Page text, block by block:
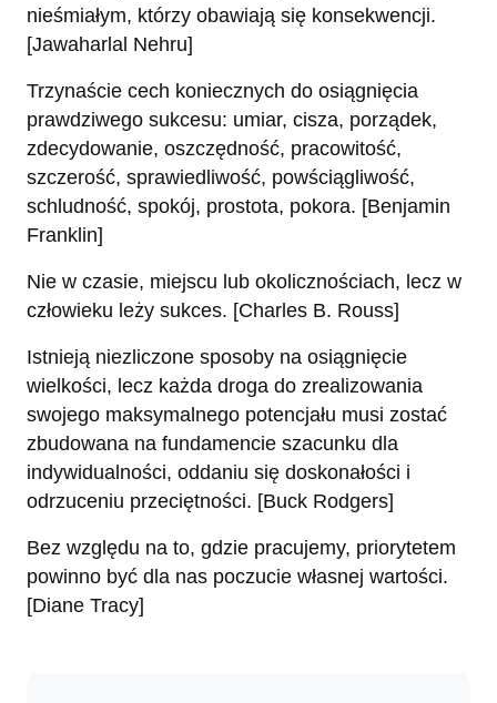
nieśmiałym, którzy obawiają się konsekwencji.
[Jawaharlal Nehru]
Trzynaście cech koniecznych do osiągnięcia
prawdziwego sukcesu: umiar, cisza, porządek,
zdecydowanie, oszczędność, pracowitość,
szczerość, sprawiedliwość, powściągliwość,
schludność, spokój, prostota, pokora. [Benjamin
Franklin]
Nie w czasie, miejscu lub okolicznościach, lecz w
człowieku leży sukces. [Charles B. Rouss]
Istnieją niezliczone sposoby na osiągnięcie
wielkości, lecz każda droga do zrealizowania
swojego maksymalnego potencjału musi zostać
zbudowana na fundamencie szacunku dla
indywidualności, oddaniu się doskonałości i
odrzuceniu przeciętności. [Buck Rodgers]
Bez względu na to, gdzie pracujemy, priorytetem
powinno być dla nas poczucie własnej wartości.
[Diane Tracy]